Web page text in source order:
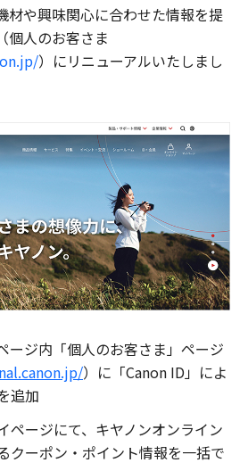
材や興味関心に合わせた情報を提
個人のお客さま
）にリニューアルいたしまし
ージ内「個人のお客さま」ページ
）に「Canon ID」によ
追加
ページにて、キヤノンオンライン
クーポン・ポイント情報を一括で